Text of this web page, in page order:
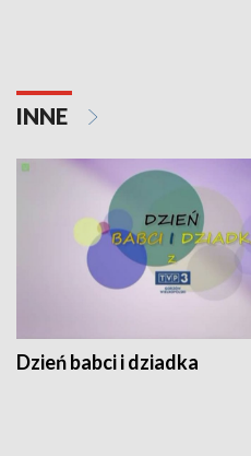
INNE
Dzień babci i dziadka